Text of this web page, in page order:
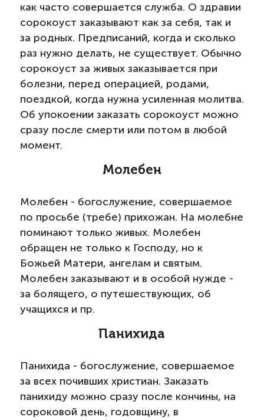
как часто совершается служба. О здравии
сорокоуст заказывают как за себя, так и
за родных. Предписаний, когда и сколько
раз нужно делать, не существует. Обычно
сорокоуст за живых заказывается при
болезни, перед операцией, родами,
поездкой, когда нужна усиленная молитва.
Об упокоении заказать сорокоуст можно
сразу после смерти или потом в любой
момент.
Молебен
Молебен - богослужение, совершаемое
по просьбе (требе) прихожан. На молебне
поминают только живых. Молебен
обращен не только к Господу, но к
Божьей Матери, ангелам и святым.
Молебен заказывают и в особой нужде -
за болящего, о путешествующих, об
учащихся и пр.
Панихида
Панихида - богослужение, совершаемое
за всех почивших христиан. Заказать
панихиду можно сразу после кончины, на
сороковой день, годовщину, в